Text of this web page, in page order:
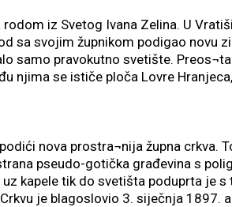
iz Svetog Ivana Zelina. U
sa svojim župnikom podigao novu
samo pravokutno svetište.
njima se ističe ploča Lovre
nova prostra¬nija župna crkva.
pseudo-gotička građevina s
kapele tik do svetišta poduprta je
je blagoslovio 3. siječnja 1897.